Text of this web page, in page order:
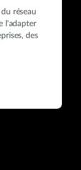
réseau
l'adapter
des